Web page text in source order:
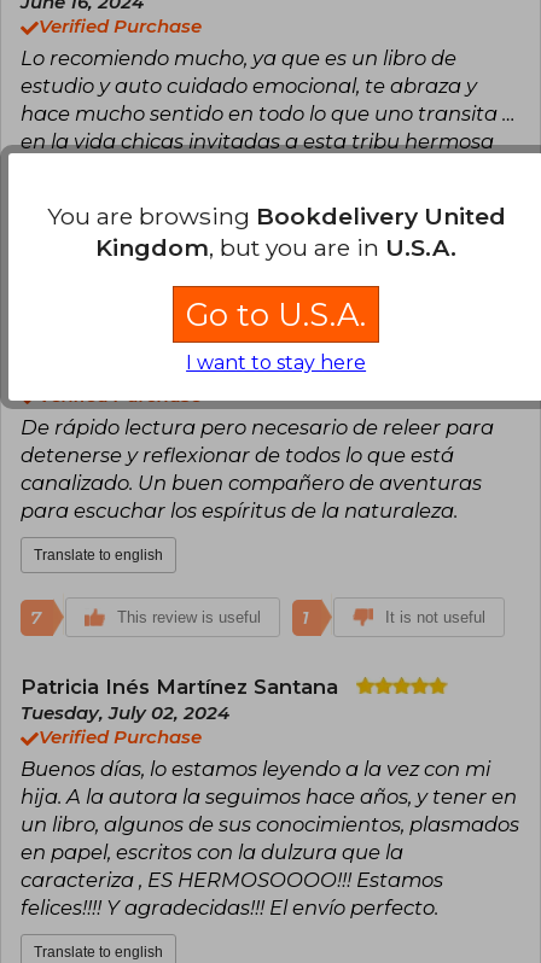
Verified Purchase
Lo recomiendo mucho, ya que es un libro de
estudio y auto cuidado emocional, te abraza y
hace mucho sentido en todo lo que uno transita …
en la vida chicas invitadas a esta tribu hermosa
Translate to english
Javiera Espínola Díaz
Friday, June 21,
Verified Purchase
De rápido lectura pero necesario de releer para
detenerse y reflexionar de todos lo que está
canalizado. Un buen compañero de aventuras
para escuchar los espíritus de la naturaleza.
Translate to english
7 This review is useful 1 It is not useful
Patricia Inés Martínez Santana
Tuesday, July 02, 2024
Verified Purchase
Buenos días, lo estamos leyendo a la vez con mi
hija. A la autora la seguimos hace años, y tener en
un libro, algunos de sus conocimientos, plasmados
en papel, escritos con la dulzura que la
caracteriza , ES HERMOSOOOO!!! Estamos
felices!!!! Y agradecidas!!! El envío perfecto.
Translate to english
You are browsing Bookdelivery United
Kingdom, but you are in U.S.A.
Go to U.S.A.
I want to stay here